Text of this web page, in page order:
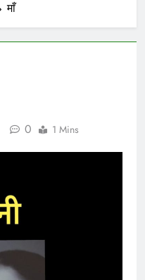
माँ
0 1 Mins